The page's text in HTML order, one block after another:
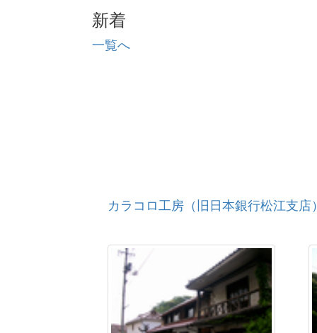
新着
一覧へ
カラコロ工房（旧日本銀行松江支店